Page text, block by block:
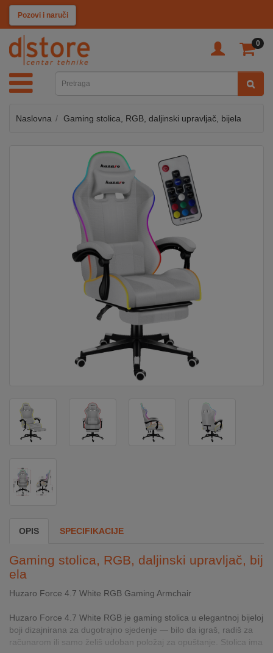
Pozovi i naruči
0
KATEGORIJE
TV
SAT
MOBILNI
KLIMATIZACIJA
PC
INTERNO
AKCIJE
Naslovna Gaming stolica, RGB, daljinski upravljač, bijela
OPIS SPECIFIKACIJE
Gaming stolica, RGB, daljinski upravljač, bij
ela
Huzaro Force 4.7 White RGB Gaming Armchair
Huzaro Force 4.7 White RGB je gaming stolica u elegantnoj bijeloj
boji dizajnirana za dugotrajno sjedenje — bilo da igraš, radiš za
računarom ili samo želiš udoban položaj za opuštanje. Stolica ima